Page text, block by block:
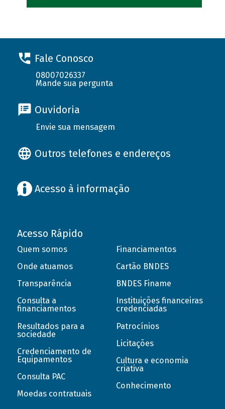
Fale Conosco
08007026337
Mande sua pergunta
Ouvidoria
Envie sua mensagem
Outros telefones e endereços
Acesso à informação
Acesso Rápido
Quem somos
Onde atuamos
Transparência
Consulta a
financiamentos
Resultados para a
sociedade
Credenciamento de
Equipamentos
Consulta PAC
Moedas contratuais
Financiamentos
Cartão BNDES
BNDES Finame
Instituições financeiras
credenciadas
Patrocínios
Licitações
Cultura e economia
criativa
Conhecimento